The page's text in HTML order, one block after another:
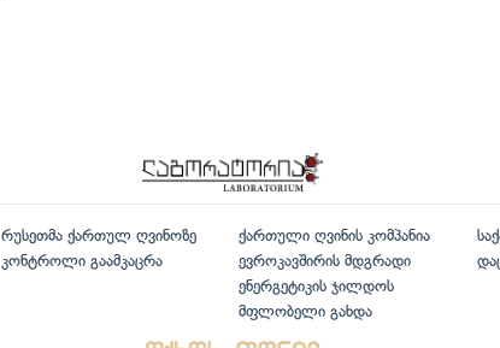
რუსეთმა ქართულ ღვინოზე
კონტროლი გაამკაცრა
ქართული ღვინის კომპანია
ევროკავშირის მდგრადი
ენერგეტიკის ჯილდოს
მფლობელი გახდა